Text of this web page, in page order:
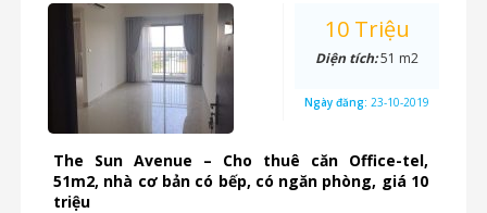
The Sun Avenue – Cho thuê căn Office-tel,
51m2, nhà cơ bản có bếp, có ngăn phòng, giá 10
triệu
10 Triệu
Diện tích:51 m2
Ngày đăng: 23-10-2019